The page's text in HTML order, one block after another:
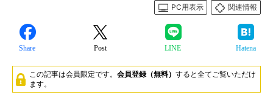
PC用表示
関連情報
Share Post LINE Hatena
この記事は会員限定です。 会員登録（無料） すると全てご覧いただけ
ます。